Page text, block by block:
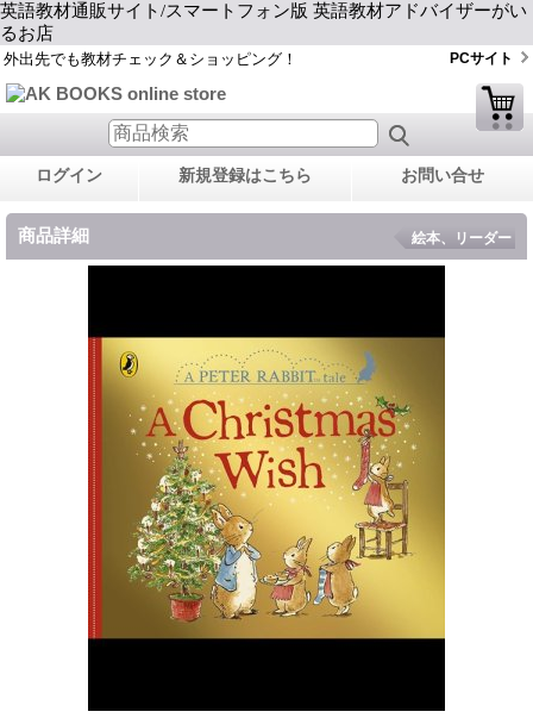
英語教材通販サイト/スマートフォン版 英語教材アドバイザーがい
るお店
外出先でも教材チェック＆ショッピング！ PCサイト
ログイン 新規登録はこちら お問い合せ
商品詳細 絵本、リーダー